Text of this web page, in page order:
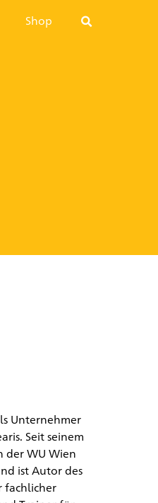
Shop
Unternehmer
Seit seinem
der WU Wien
ist Autor des
fachlicher